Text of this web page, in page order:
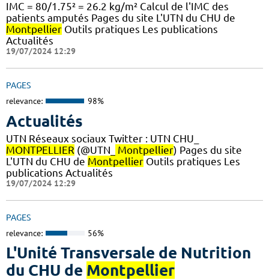
IMC = 80/1.75² = 26.2 kg/m² Calcul de l'IMC des
patients amputés Pages du site L'UTN du CHU de
Montpellier Outils pratiques Les publications
Actualités
19/07/2024 12:29
PAGES
relevance: 98%
Actualités
UTN Réseaux sociaux Twitter : UTN CHU_
MONTPELLIER (@UTN_ Montpellier) Pages du site
L'UTN du CHU de Montpellier Outils pratiques Les
publications Actualités
19/07/2024 12:29
PAGES
relevance: 56%
L'Unité Transversale de Nutrition
du CHU de Montpellier